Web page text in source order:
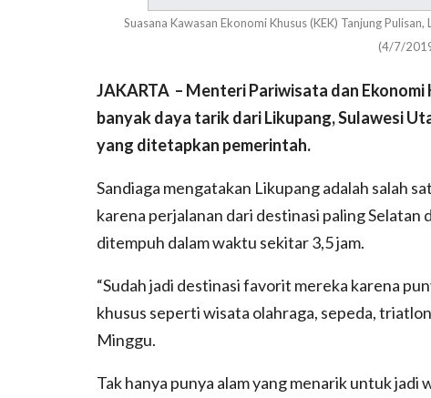
Suasana Kawasan Ekonomi Khusus (KEK) Tanjung
(4/7/
JAKARTA – Menteri Pariwisata dan
banyak daya tarik dari Likupang, Sulawesi
yang ditetapkan pemerintah.
Sandiaga mengatakan Likupang adalah salah
karena perjalanan dari destinasi paling Selatan
ditempuh dalam waktu sekitar 3,5 jam.
“Sudah jadi destinasi favorit mereka karena
khusus seperti wisata olahraga, sepeda,
Minggu.
Tak hanya punya alam yang menarik untuk